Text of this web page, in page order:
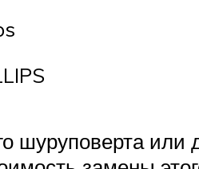
шуруповерта или